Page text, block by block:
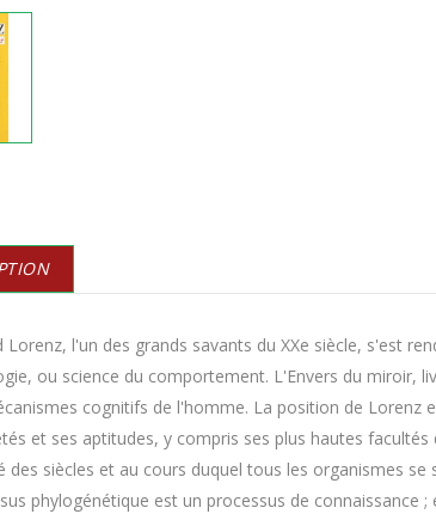
Lorenz, l'un des grands savants du XXe siècle, s'est
ou science du comportement. L'Envers du miroir,
cognitifs de l'homme. La position de
et ses aptitudes, y compris ses plus hautes
des siècles et au cours duquel tous les organismes
phylogénétique est un processus de